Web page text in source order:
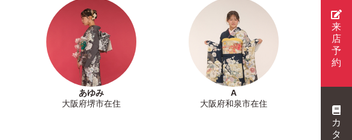
あゆみ
大阪府堺市在住
A
大阪府和泉市在住
来
店
予
約
カ
タ